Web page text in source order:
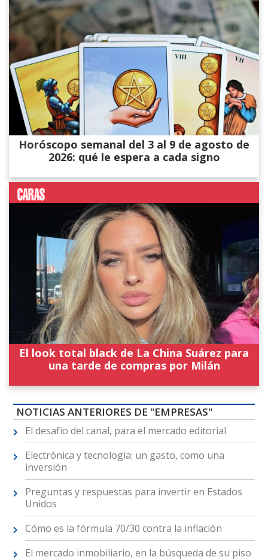
Horóscopo semanal del 3 al 9 de agosto de
2026: qué le espera a cada signo
El look total black de La China Suárez para
una tarde de compras por Milán
NOTICIAS ANTERIORES DE "EMPRESAS"
El desafío del canal, para el mercado editorial
Electrónica y tecnología: un gasto, como una
inversión
Preguntas y respuestas para invertir en Estados
Unidos
Cómo es la fórmula 70/30 contra la inflación
El mercado inmobiliario, en la búsqueda de su piso